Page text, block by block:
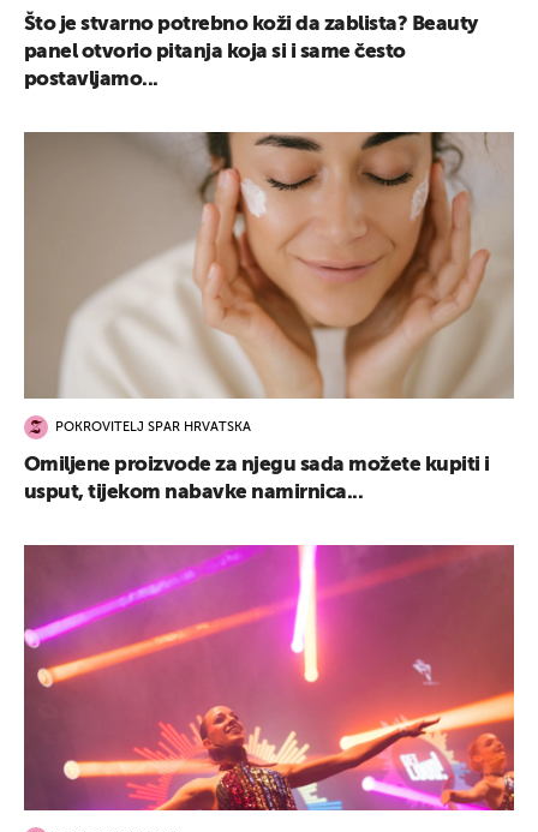
Što je stvarno potrebno koži da zablista? Beauty
panel otvorio pitanja koja si i same često
postavljamo...
POKROVITELJ SPAR HRVATSKA
Omiljene proizvode za njegu sada možete kupiti i
usput, tijekom nabavke namirnica...
UKLJUČITE NOTIFIKACIJE